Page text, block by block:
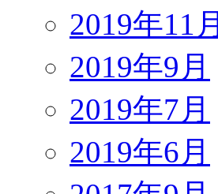
2019年11月
2019年9月
2019年7月
2019年6月